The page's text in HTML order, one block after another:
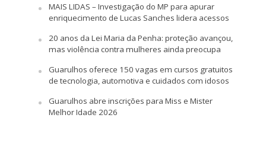
MAIS LIDAS – Investigação do MP para apurar
enriquecimento de Lucas Sanches lidera acessos
20 anos da Lei Maria da Penha: proteção avançou,
mas violência contra mulheres ainda preocupa
Guarulhos oferece 150 vagas em cursos gratuitos
de tecnologia, automotiva e cuidados com idosos
Guarulhos abre inscrições para Miss e Mister
Melhor Idade 2026